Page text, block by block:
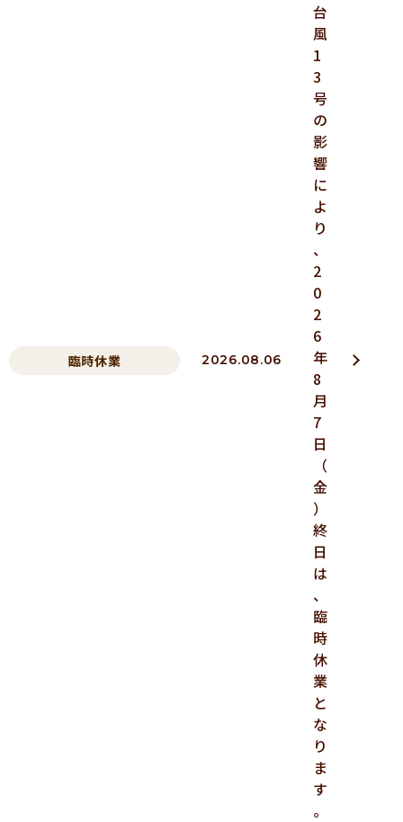
臨時休業 2026.08.06
台
風
1
3
号
の
影
響
に
よ
り
、
2
0
2
6
年
8
月
7
日
（
金
）
終
日
は
、
臨
時
休
業
と
な
り
ま
す
。